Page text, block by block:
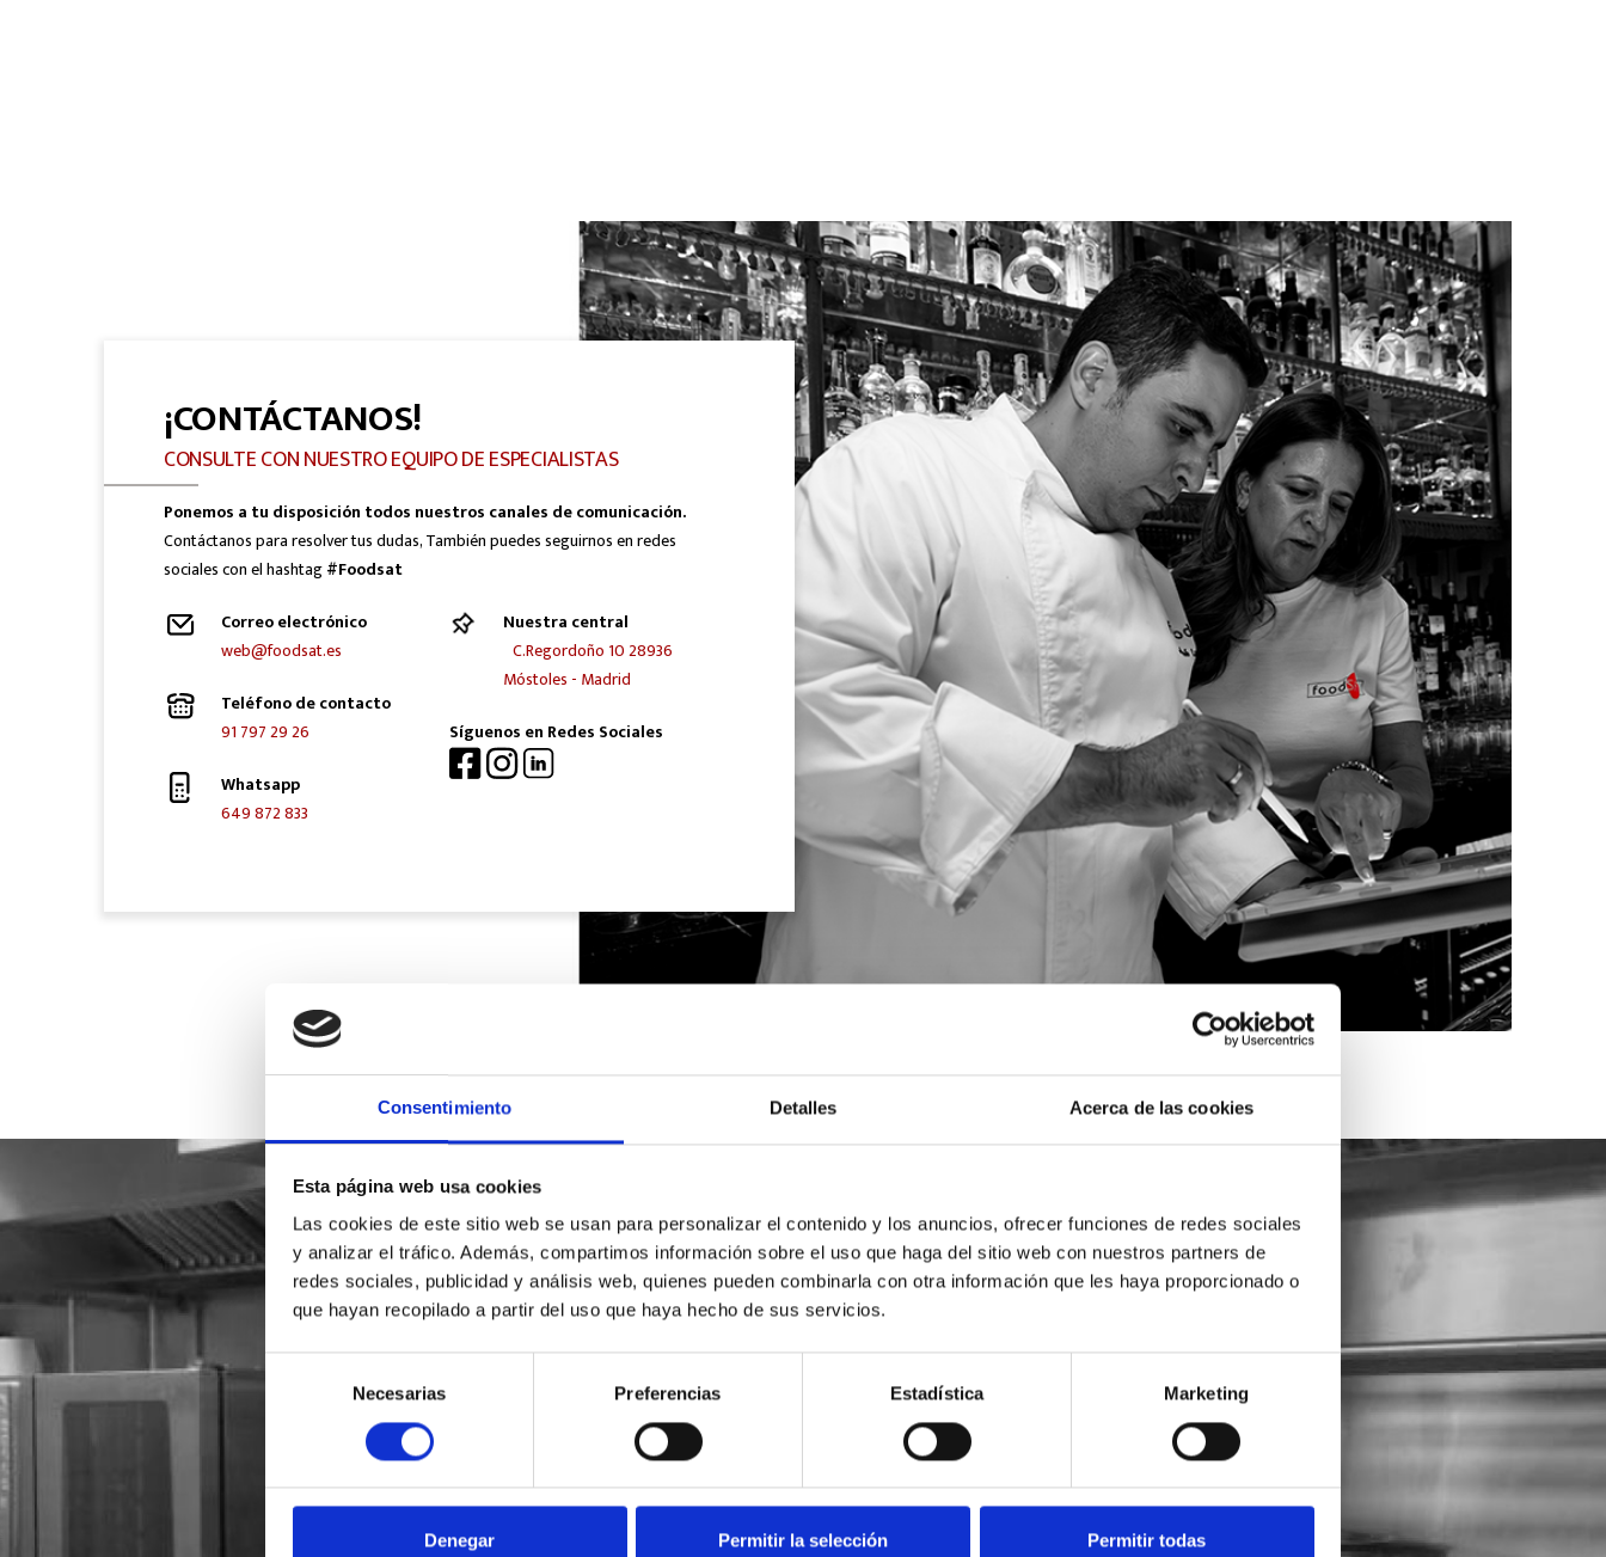
Consentimiento Detalles Acerca de las cookies
Esta página web usa cookies
Las cookies de este sitio web se usan para personalizar el contenido y los anuncios, ofrecer funciones de redes sociales
y analizar el tráfico. Además, compartimos información sobre el uso que haga del sitio web con nuestros partners de
redes sociales, publicidad y análisis web, quienes pueden combinarla con otra información que les haya proporcionado o
que hayan recopilado a partir del uso que haya hecho de sus servicios.
consentimiento
Necesarias Preferencias Estadística Marketing
Denegar Permitir la selección Permitir todas
¡CONTÁCTANOS!
CONSULTE CON NUESTRO EQUIPO DE ESPECIALISTAS
Ponemos a tu disposición todos nuestros canales de comunicación.
Contáctanos para resolver tus dudas, También puedes seguirnos en redes
sociales con el hashtag#Foodsat
Correo electrónico
web@foodsat.es
Teléfono de contacto
91 797 29 26
Whatsapp
649 872 833
Nuestra central
C.Regordoño 10 28936
Móstoles - Madrid
Síguenos en Redes Sociales
SOLICITA INFORMACIÓN